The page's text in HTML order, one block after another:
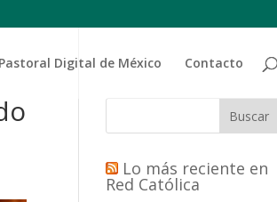
Pastoral Digital de México Contacto
Buscar
Lo más reciente en
Red Católica